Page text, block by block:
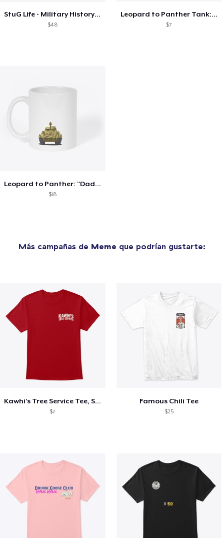
StuG Life - Military History Visualized
$48
Leopard to Panther Tank: "Daddy?"
$7
Leopard to Panther: "Daddy?"
$18
Más campañas de Meme que podrían gustarte:
Kawhi’s Tree Service Tee, Shirts, Mug
$7
Famous Chili Tee
$25